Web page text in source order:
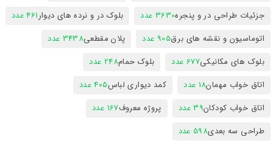
جزئیات طراحی در و پنجره3630 عدد بلوک در و نرده های دیوار461 عدد
اتوماسیون و نقشه های برق905 عدد پلان مقطعی3438 عدد
بلوک های مکانیکی677 عدد بلوک حمام248 عدد
اتاق خواب مهمان18 عدد کمد دیواری لباس405 عدد
اتاق خواب کودکان39 عدد پروژه معروف167 عدد
طراحی سه بعدی598 عدد